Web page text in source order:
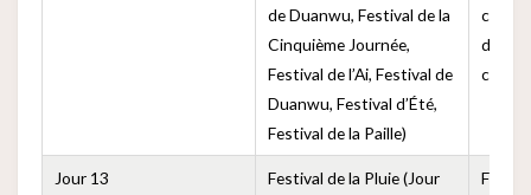
de Duanwu, Festival de la
Cinquième Journée,
Festival de l’Ai, Festival de
Duanwu, Festival d’Été,
Festival de la Paille)
Jour 13
Festival de la Pluie (Jour